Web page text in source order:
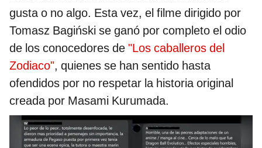
gusta o no algo. Esta vez, el filme dirigido por
Tomasz Bagiński se ganó por completo el odio
de los conocedores de "Los caballeros del
Zodiaco", quienes se han sentido hasta
ofendidos por no respetar la historia original
creada por Masami Kurumada.